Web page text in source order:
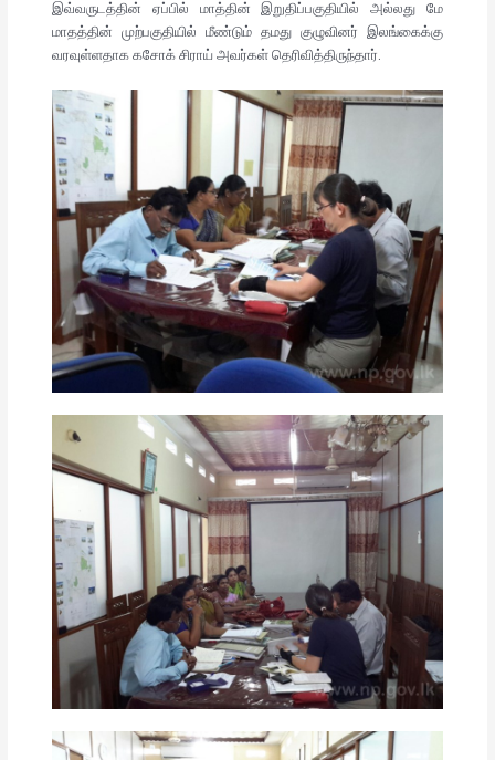
இவ்வருடத்தின் ஏப்பில் மாத்தின் இறுதிப்பகுதியில் அல்லது மே
மாதத்தின் முற்பகுதியில் மீண்டும் தமது குழுவினர் இலங்கைக்கு
வரவுள்ளதாக கசோக் சிராய் அவர்கள் தெரிவித்திருந்தார்.